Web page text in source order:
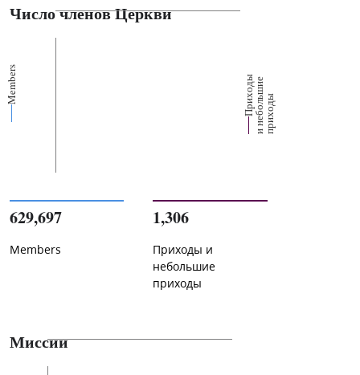
Число членов Церкви
Members П
р
их
о
д
ы
и
н
е
б
о
ль
ш
ие
п
р
и
х
о
ды
629,697
Members
1,306
Приходы и
небольшие
приходы
Миссии